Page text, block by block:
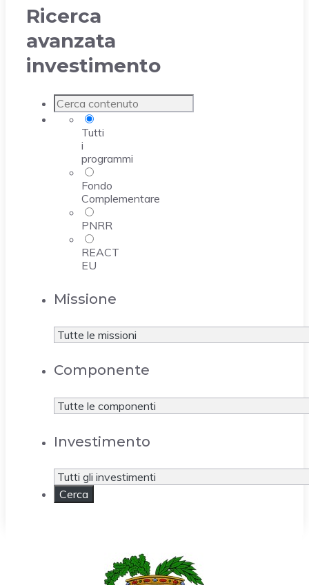
Ricerca
avanzata
investimento
Tutti
i
programmi
Fondo
Complementare
PNRR
REACT
EU
Missione
Componente
Investimento